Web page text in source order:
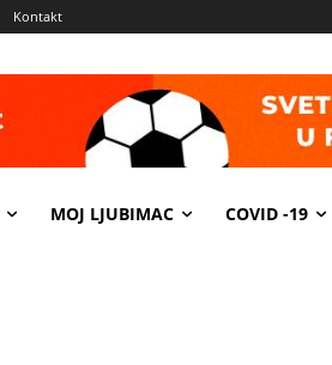
Kontakt
MOJ LJUBIMAC COVID -19